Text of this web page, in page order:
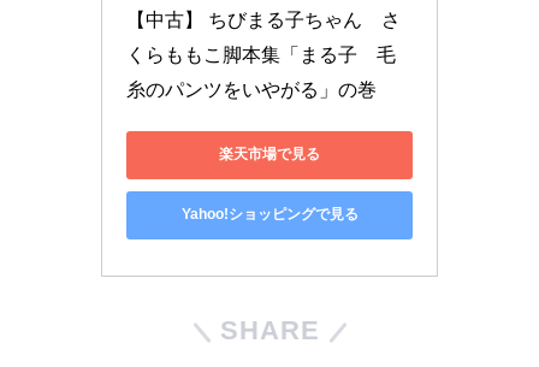
【中古】 ちびまる子ちゃん　さ
くらももこ脚本集「まる子　毛
糸のパンツをいやがる」の巻
楽天市場で見る
Yahoo!ショッピングで見る
SHARE